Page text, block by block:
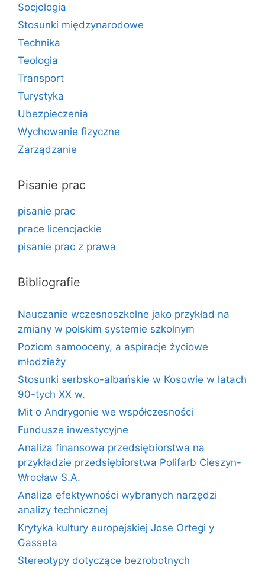
Socjologia
Stosunki międzynarodowe
Technika
Teologia
Transport
Turystyka
Ubezpieczenia
Wychowanie fizyczne
Zarządzanie
Pisanie prac
pisanie prac
prace licencjackie
pisanie prac z prawa
Bibliografie
Nauczanie wczesnoszkolne jako przykład na
zmiany w polskim systemie szkolnym
Poziom samooceny, a aspiracje życiowe
młodzieży
Stosunki serbsko-albańskie w Kosowie w latach
90-tych XX w.
Mit o Andrygonie we współczesności
Fundusze inwestycyjne
Analiza finansowa przedsiębiorstwa na
przykładzie przedsiębiorstwa Polifarb Cieszyn-
Wrocław S.A.
Analiza efektywności wybranych narzędzi
analizy technicznej
Krytyka kultury europejskiej Jose Ortegi y
Gasseta
Stereotypy dotyczące bezrobotnych